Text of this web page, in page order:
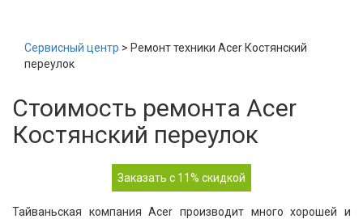
Сервисный центр > Ремонт техники Acer Костянский
переулок
Стоимость ремонта Acer
Костянский переулок
Заказать с 11% скидкой
Тайваньская компания Acer производит много хорошей и